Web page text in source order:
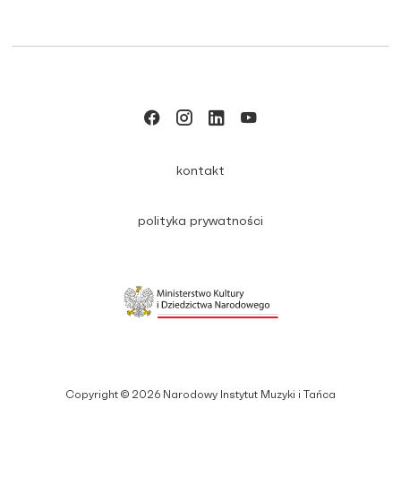
Copyright © 2026 Narodowy Instytut Muzyki i Tańca
kontakt
polityka prywatności